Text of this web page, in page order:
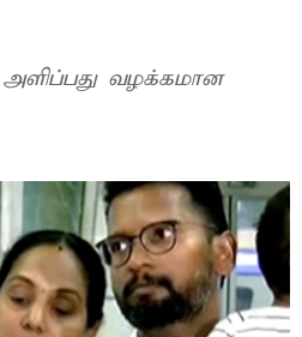
அளிப்பது வழக்கமான